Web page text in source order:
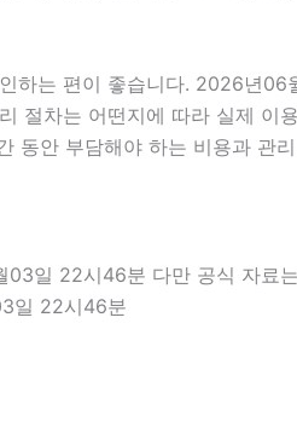
하는 편이 좋습니다. 2026년
절차는 어떤지에 따라 실제 이
안 부담해야 하는 비용과 관
일 22시46분 다만 공식 자료
일 22시46분